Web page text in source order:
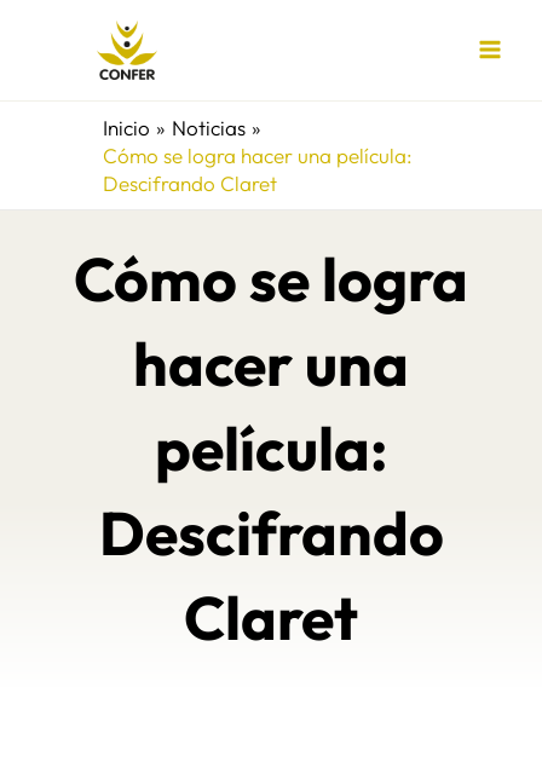
Inicio
Noticias
Cómo se logra hacer una película:
Descifrando Claret
Cómo se logra
hacer una
película:
Descifrando
Claret